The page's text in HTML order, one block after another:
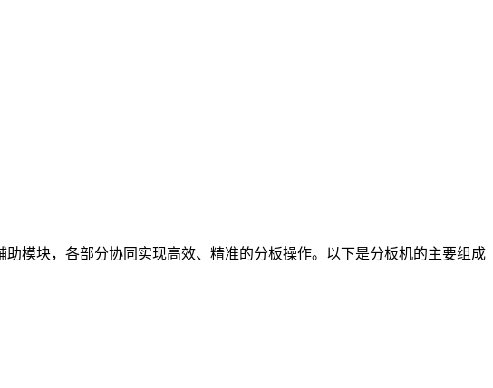
模块，各部分协同实现高效、精准的分板操作。以下是分板机的主要组成